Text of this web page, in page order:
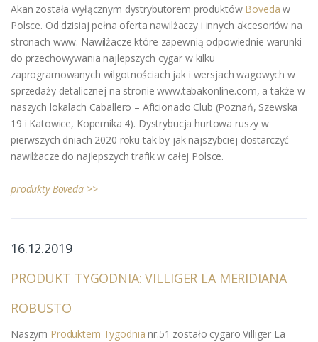
Akan została wyłącznym dystrybutorem produktów Boveda w
Polsce. Od dzisiaj pełna oferta nawilżaczy i innych akcesoriów na
stronach www. Nawilżacze które zapewnią odpowiednie warunki
do przechowywania najlepszych cygar w kilku
zaprogramowanych wilgotnościach jak i wersjach wagowych w
sprzedaży detalicznej na stronie www.tabakonline.com, a także w
naszych lokalach Caballero – Aficionado Club (Poznań, Szewska
19 i Katowice, Kopernika 4). Dystrybucja hurtowa ruszy w
pierwszych dniach 2020 roku tak by jak najszybciej dostarczyć
nawilżacze do najlepszych trafik w całej Polsce.
produkty Boveda >>
16.12.2019
PRODUKT TYGODNIA: VILLIGER LA MERIDIANA
ROBUSTO
Naszym Produktem Tygodnia nr.51 zostało cygaro Villiger La